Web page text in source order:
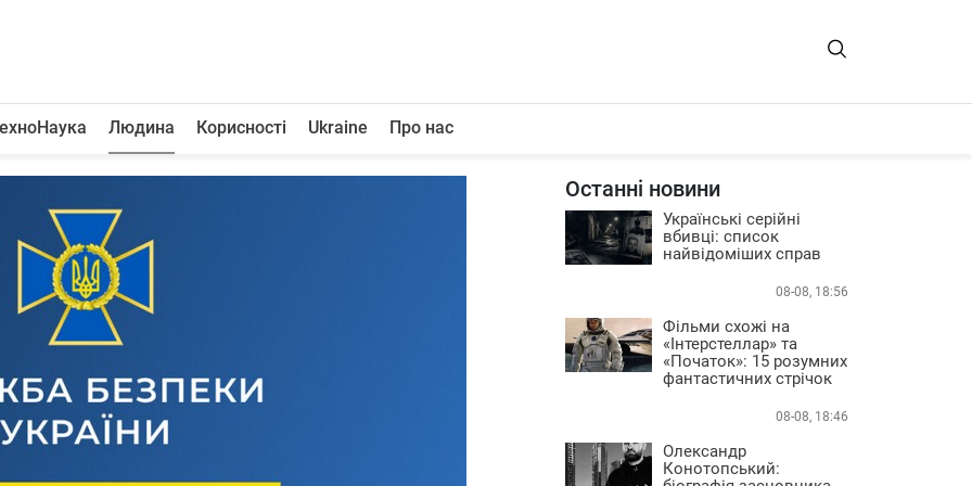
Людина Корисності Ukraine Про нас
Останні новини
Українські серійні
вбивці: список
найвідоміших справ
08-08, 18:56
Фільми схожі на
«Інтерстеллар» та
«Початок»: 15 розумних
фантастичних стрічок
08-08, 18:46
Олександр
Конотопський: